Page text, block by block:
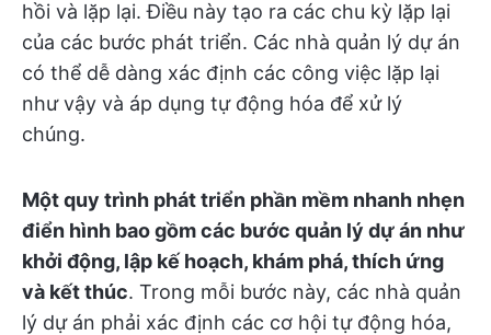
hồi và lặp lại. Điều này tạo ra các chu kỳ lặp lại
của các bước phát triển. Các nhà quản lý dự án
có thể dễ dàng xác định các công việc lặp lại
như vậy và áp dụng tự động hóa để xử lý
chúng.
Một quy trình phát triển phần mềm nhanh nhẹn
điển hình bao gồm các bước quản lý dự án như
khởi động, lập kế hoạch, khám phá, thích ứng
và kết thúc. Trong mỗi bước này, các nhà quản
lý dự án phải xác định các cơ hội tự động hóa,